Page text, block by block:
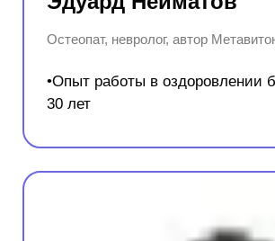
Остеопат, невролог, автор
•Опыт работы в оздоровлении
30 лет